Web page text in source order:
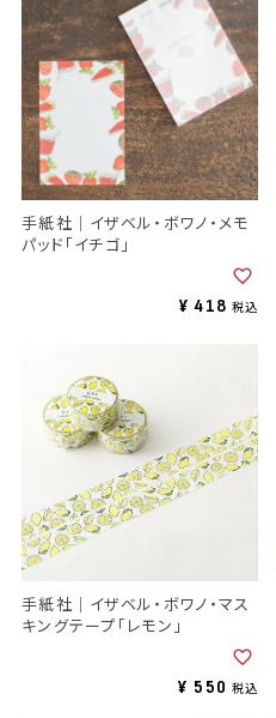
手紙社｜イザベル・ボワノ・メモ
パッド「イチゴ」
¥ 418 税込
手紙社｜イザベル・ボワノ・マス
キングテープ「レモン」
¥ 550 税込